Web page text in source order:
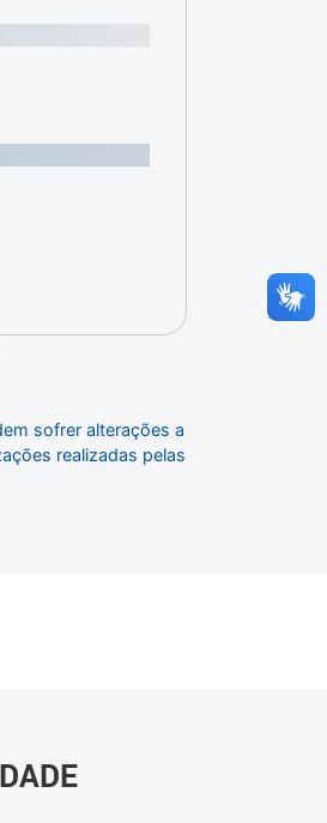
sofrer alterações a
realizadas pelas